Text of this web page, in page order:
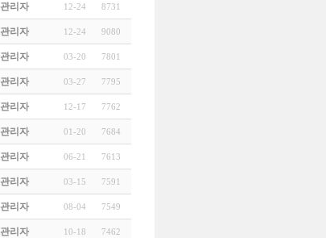
관리자 12-24 8731
관리자 12-24 9080
관리자 03-20 7801
관리자 03-27 7795
관리자 12-17 7762
관리자 01-20 7684
관리자 06-21 7613
관리자 03-15 7591
관리자 08-04 7549
관리자 10-18 7462